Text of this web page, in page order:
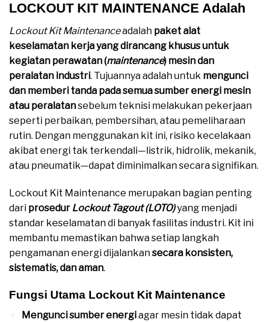
LOCKOUT KIT MAINTENANCE Adalah
Lockout Kit Maintenanceadalah paket alat
keselamatan kerja yang dirancang khusus untuk
kegiatan perawatan (maintenance) mesin dan
peralatan industri. Tujuannya adalah untuk mengunci
dan memberi tanda pada semua sumber energi mesin
atau peralatansebelum teknisi melakukan pekerjaan
seperti perbaikan, pembersihan, atau pemeliharaan
rutin. Dengan menggunakan kit ini, risiko kecelakaan
akibat energi tak terkendali—listrik, hidrolik, mekanik,
atau pneumatik—dapat diminimalkan secara signifikan.
Lockout Kit Maintenance merupakan bagian penting
dari prosedur Lockout Tagout (LOTO)yang menjadi
standar keselamatan di banyak fasilitas industri. Kit ini
membantu memastikan bahwa setiap langkah
pengamanan energi dijalankansecara konsisten,
sistematis, dan aman.
Fungsi Utama Lockout Kit Maintenance
Mengunci sumber energiagar mesin tidak dapat